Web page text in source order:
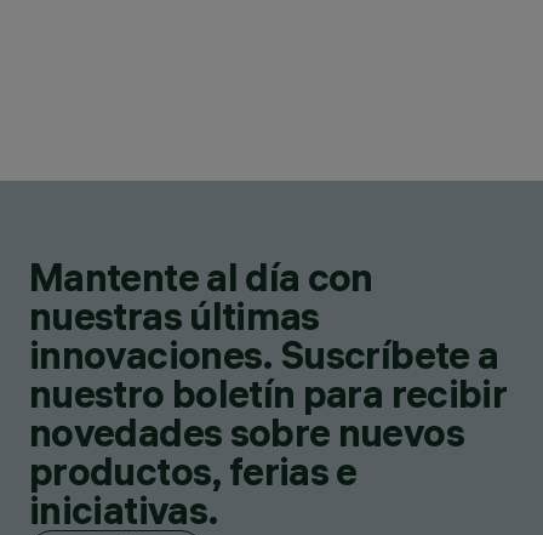
Mantente al día con
nuestras últimas
innovaciones. Suscríbete a
nuestro boletín para recibir
novedades sobre nuevos
productos, ferias e
iniciativas.